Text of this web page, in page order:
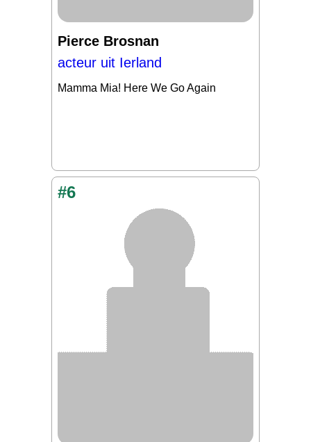
Pierce Brosnan
acteur uit Ierland
Mamma Mia! Here We Go Again
#6